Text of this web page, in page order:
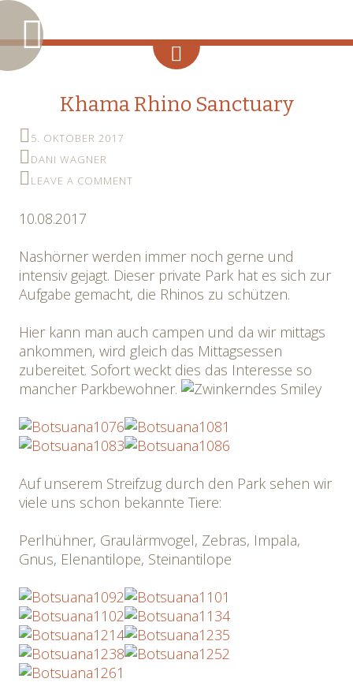
Khama Rhino Sanctuary
5. OKTOBER 2017
DANI WAGNER
LEAVE A COMMENT
10.08.2017
Nashörner werden immer noch gerne und
intensiv gejagt. Dieser private Park hat es sich zur
Aufgabe gemacht, die Rhinos zu schützen.
Hier kann man auch campen und da wir mittags
ankommen, wird gleich das Mittagsessen
zubereitet. Sofort weckt dies das Interesse so
mancher Parkbewohner.
Auf unserem Streifzug durch den Park sehen wir
viele uns schon bekannte Tiere:
Perlhühner, Graulärmvogel, Zebras, Impala,
Gnus, Elenantilope, Steinantilope